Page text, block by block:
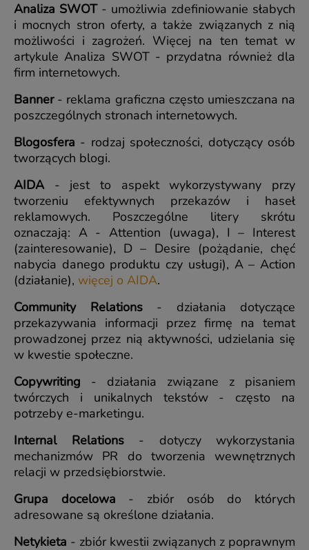
Analiza SWOT- umożliwia zdefiniowanie słabych
i mocnych stron oferty, a także związanych z nią
możliwości i zagrożeń. Więcej na ten temat w
artykule Analiza SWOT - przydatna również dla
firm internetowych.
Banner- reklama graficzna często umieszczana na
poszczególnych stronach internetowych.
Blogosfera - rodzaj społeczności, dotyczący osób
tworzących blogi.
AIDA - jest to aspekt wykorzystywany przy
tworzeniu efektywnych przekazów i haseł
reklamowych. Poszczególne litery skrótu
oznaczają: A - Attention (uwaga), I – Interest
(zainteresowanie), D – Desire (pożądanie, chęć
nabycia danego produktu czy usługi), A – Action
(działanie), więcej o AIDA.
Community Relations- działania dotyczące
przekazywania informacji przez firmę na temat
prowadzonej przez nią aktywności, udzielania się
w kwestie społeczne.
Copywriting - działania związane z pisaniem
twórczych i unikalnych tekstów - często na
potrzeby e-marketingu.
Internal Relations- dotyczy wykorzystania
mechanizmów PR do tworzenia wewnętrznych
relacji w przedsiębiorstwie.
Grupa docelowa - zbiór osób do których
adresowane są określone działania.
Netykieta - zbiór kwestii związanych z poprawnym